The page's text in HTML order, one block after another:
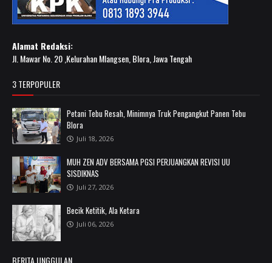
Alamat Redaksi:
Jl. Mawar No. 20 ,Kelurahan Mlangsen, Blora, Jawa Tengah
3 TERPOPULER
Petani Tebu Resah, Minimnya Truk Pengangkut Panen Tebu
Blora
Juli 18, 2026
MUH ZEN ADV BERSAMA PGSI PERJUANGKAN REVISI UU
SISDIKNAS
Juli 27, 2026
Becik Ketitik, Ala Ketara
Juli 06, 2026
BERITA UNGGULAN